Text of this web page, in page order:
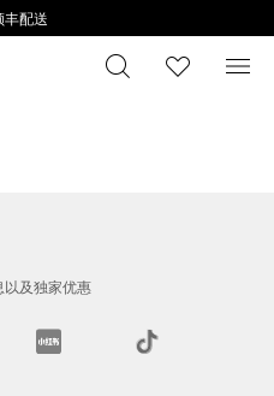
丰配送
搜索 心愿清
菜
及独家优惠